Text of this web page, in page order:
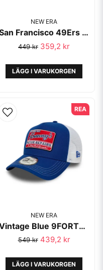
NEW ERA
San Francisco 49Ers NFL Red E-Frame Trucker Cap - New Era
449 kr 359,2 kr
LÄGG I VARUKORGEN
NEW ERA
Vintage Blue 9FORTY A-Frame Trucker Adjustable Cap - New Era
549 kr 439,2 kr
LÄGG I VARUKORGEN
REA